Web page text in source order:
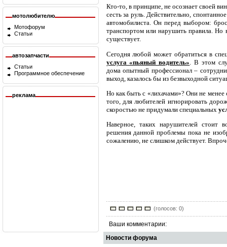
мотолюбителю
Мотофорум
Статьи
автозапчасти
Статьи
Программное обеспечение
реклама
Кто-то, в принципе, не осознает своей
сесть за руль. Действительно,
автомобилиста. Он перед выбором:
транспортом или нарушить правила. Но
существует.
Сегодня любой может обратиться в
услуга «пьяный водитель» . В этом
дома опытный профессионал –
выход, казалось бы из безвыходной
Но как быть с «лихачами»? Они не
того, для любителей игнорировать
скоростью не придумали специальных
Наверное, таких нарушителей стоит
решения данной проблемы пока не
сожалению, не слишком действует.
(голосов: 0)
Ваши комментарии:
Новости форума